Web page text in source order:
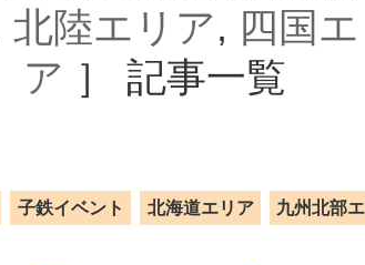
北陸エリア, 四国
ア ］ 記事一覧
子鉄イベント 北海道エリア 九州北部